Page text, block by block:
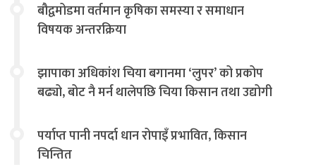
बौद्वमोडमा वर्तमान कृषिका समस्या र समाधान
विषयक अन्तरक्रिया
झापाका अधिकांश चिया बगानमा ‘लुपर’ को प्रकोप
बढ्यो, बोट नै मर्न थालेपछि चिया किसान तथा उद्योगी
पर्याप्त पानी नपर्दा धान रोपाइँ प्रभावित, किसान
चिन्तित